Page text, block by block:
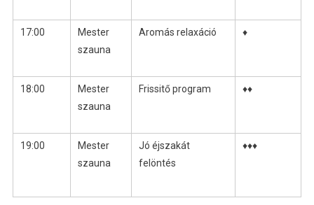
17:00
Mester
szauna
Aromás relaxáció ♦
18:00
Mester
szauna
Frissitő program ♦♦
19:00
Mester
szauna
Jó éjszakát
felöntés
♦♦♦